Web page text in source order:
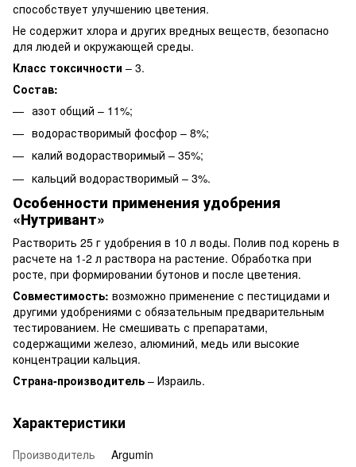
способствует улучшению цветения.
Не содержит хлора и других вредных веществ, безопасно
для людей и окружающей среды.
Класс токсичности – 3.
Состав:
азот общий – 11%;
водорастворимый фосфор – 8%;
калий водорастворимый – 35%;
кальций водорастворимый – 3%.
Особенности применения удобрения
«Нутривант»
Растворить 25 г удобрения в 10 л воды. Полив под корень в
расчете на 1-2 л раствора на растение. Обработка при
росте, при формировании бутонов и после цветения.
Совместимость: возможно применение с пестицидами и
другими удобрениями с обязательным предварительным
тестированием. Не смешивать с препаратами,
содержащими железо, алюминий, медь или высокие
концентрации кальция.
Страна-производитель – Израиль.
Характеристики
Производитель
Argumin